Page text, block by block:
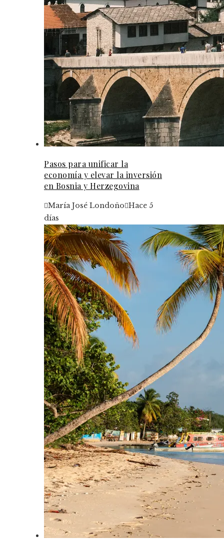
Pasos para unificar la
economía y elevar la inversión
en Bosnia y Herzegovina
María José Londoño Hace 5
días